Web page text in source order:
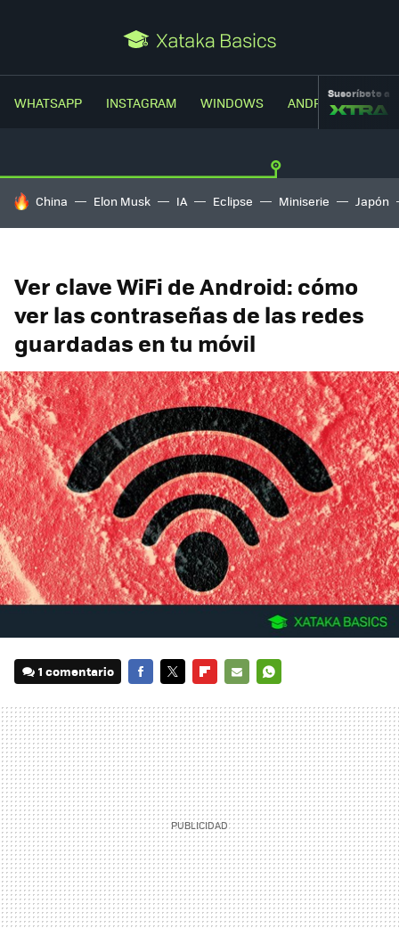
WHATSAPP INSTAGRAM WINDOWS ANDROIDSuscríbete a
HOY SE HABLA DE
China Elon Musk IA Eclipse Miniserie Japón
Ver clave WiFi de Android: cómo
ver las contraseñas de las redes
guardadas en tu móvil
1 comentario
MAIL